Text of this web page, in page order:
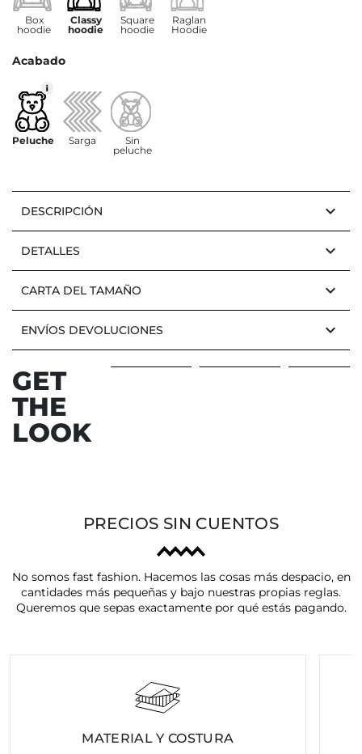
Box
hoodie
Classy
hoodie
Square
hoodie
Raglan
Hoodie
Acabado
Peluche Sarga
Sin
peluche
DESCRIPCIÓN keyboard_arrow_down
DETALLES keyboard_arrow_down
CARTA DEL TAMAÑO keyboard_arrow_down
ENVÍOS DEVOLUCIONES keyboard_arrow_down
GET
THE
LOOK
PRECIOS SIN CUENTOS
No somos fast fashion. Hacemos las cosas más despacio, en
cantidades más pequeñas y bajo nuestras propias reglas.
Queremos que sepas exactamente por qué estás pagando.
MATERIAL Y COSTURA